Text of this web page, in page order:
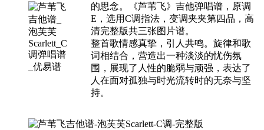
的思念。《芦苇飞》吉他弹唱谱，原调
E，选用C调指法，变调夹夹第四品，高
清完整版共三张图片谱。
整首歌情感真挚，引人共鸣。旋律和歌
词相结合，营造出一种淡淡的忧伤氛
围，展现了人性的脆弱与顽强，表达了
人在面对孤独与时光流转时的无奈与坚
持。